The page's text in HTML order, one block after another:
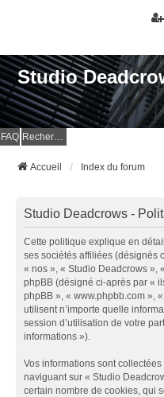
Studio
FAQ Rechercher
Accueil Index du forum
Studio Deadcrows -
Cette politique explique en
ses sociétés affiliées (désignés
« nos », « Studio Deadcrows »,
phpBB (désigné ci-après par «
phpBB », « www.phpbb.com »,
utilisent n’importe quelle
session d’utilisation de votre
informations »).
Vos informations sont
naviguant sur « Studio
certain nombre de cookies, qui